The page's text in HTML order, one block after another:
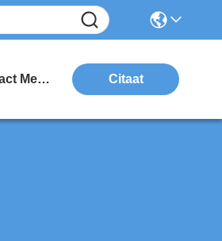
Neem Contact Met Ons Op Citaat